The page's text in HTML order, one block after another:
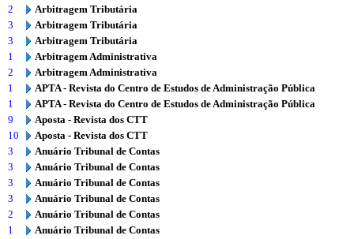
2
Arbitragem Tributária
3
Arbitragem Tributária
3
Arbitragem Tributária
1
Arbitragem Administrativa
2
Arbitragem Administrativa
1
APTA - Revista do Centro de Estudos de Administração Pública
1
APTA - Revista do Centro de Estudos de Administração Pública
9
Aposta - Revista dos CTT
10
Aposta - Revista dos CTT
3
Anuário Tribunal de Contas
3
Anuário Tribunal de Contas
3
Anuário Tribunal de Contas
3
Anuário Tribunal de Contas
2
Anuário Tribunal de Contas
1
Anuário Tribunal de Contas